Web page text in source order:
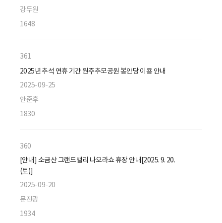
강두원
1648
361
2025년 추석 연휴 기간 원주추모공원 봉안당 이용 안내
2025-09-25
안준후
1830
360
[안내] 소금산 그랜드밸리 나오라쇼 휴장 안내[2025. 9. 20.
(토)]
2025-09-20
문진광
1934